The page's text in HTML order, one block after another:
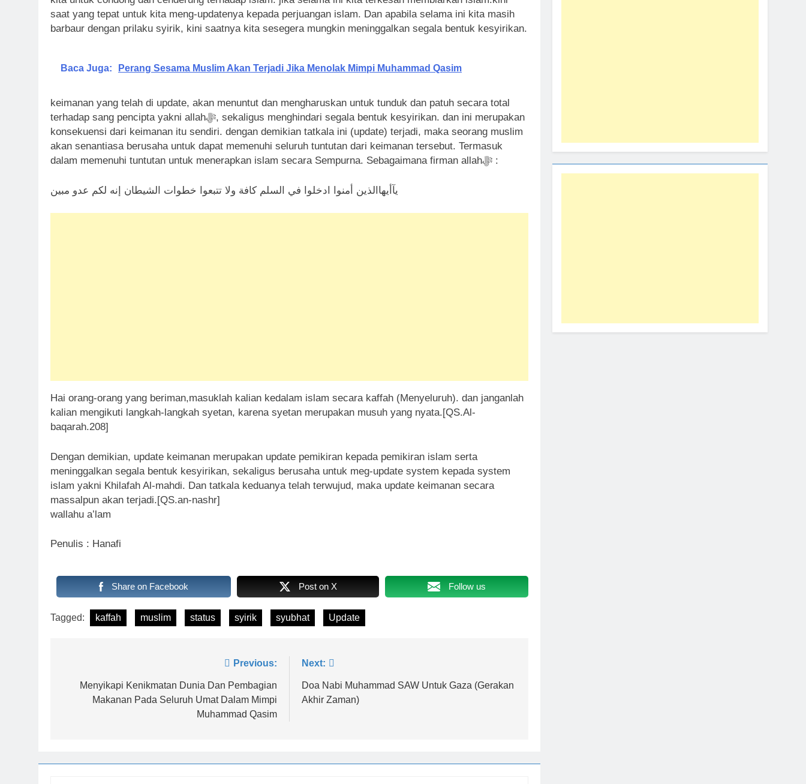
saat yang tepat untuk kita meng-updatenya kepada perjuangan islam. Dan apabila selama ini kita masih
barbaur dengan prilaku syirik, kini saatnya kita sesegera mungkin meninggalkan segala bentuk kesyirikan.
Baca Juga: Perang Sesama Muslim Akan Terjadi Jika Menolak Mimpi Muhammad Qasim
keimanan yang telah di update, akan menuntut dan mengharuskan untuk tunduk dan patuh secara total
terhadap sang pencipta yakni allahﷻ, sekaligus menghindari segala bentuk kesyirikan. dan ini merupakan
konsekuensi dari keimanan itu sendiri. dengan demikian tatkala ini (update) terjadi, maka seorang muslim
akan senantiasa berusaha untuk dapat memenuhi seluruh tuntutan dari keimanan tersebut. Termasuk
dalam memenuhi tuntutan untuk menerapkan islam secara Sempurna. Sebagaimana firman allahﷻ :
يآأيهاالذين أمنوا ادخلوا في السلم كافة ‏ولا تتبعوا خطوات الشيطان ‏إنه لكم عدو مبين
Hai orang-orang yang beriman,masuklah kalian kedalam islam secara kaffah (Menyeluruh). dan janganlah
kalian mengikuti langkah-langkah syetan, karena syetan merupakan musuh yang nyata.[QS.Al-
baqarah.208]
Dengan demikian, update keimanan merupakan update pemikiran kepada pemikiran islam serta
meninggalkan segala bentuk kesyirikan, sekaligus berusaha untuk meg-update system kepada system
islam yakni Khilafah Al-mahdi. Dan tatkala keduanya telah terwujud, maka update keimanan secara
massalpun akan terjadi.[QS.an-nashr]
wallahu a’lam
Penulis : Hanafi
Share on Facebook Post on X Follow us
Tagged: kaffah muslim status syirik syubhat Update
pos
Previous:
Menyikapi Kenikmatan Dunia Dan Pembagian
Makanan Pada Seluruh Umat Dalam Mimpi
Muhammad Qasim
Next:
Doa Nabi Muhammad SAW Untuk Gaza (Gerakan
Akhir Zaman)